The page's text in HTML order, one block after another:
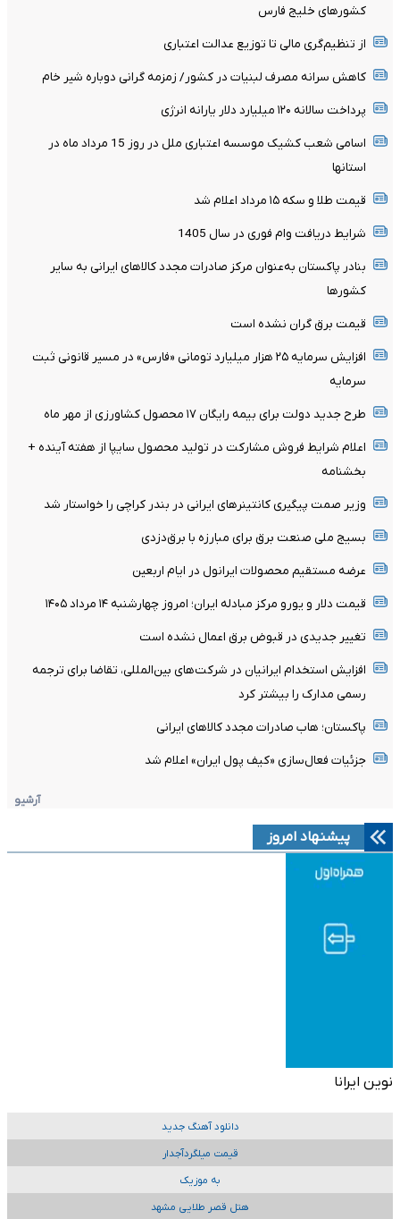
کشور‌های خلیج فارس
از تنظیم‌گری مالی تا توزیع عدالت اعتباری
کاهش سرانه مصرف لبنیات در کشور/ زمزمه گرانی دوباره شیر خام
پرداخت سالانه ۱۲۰ میلیارد دلار یارانه انرژی
اسامی شعب کشیک موسسه اعتباری ملل در روز 15 مرداد ماه در
استانها
قیمت طلا و سکه ۱۵ مرداد اعلام شد
شرایط دریافت وام فوری در سال 1405
بنادر پاکستان به‌عنوان مرکز صادرات مجدد کالاهای ایرانی به سایر
کشورها
قیمت برق گران نشده است
افزایش سرمایه ۲۵ هزار میلیارد تومانی «فارس» در مسیر قانونی ثبت
سرمایه
طرح جدید دولت برای بیمه رایگان ۱۷ محصول کشاورزی از مهر ماه
اعلام شرایط فروش مشارکت در تولید محصول سایپا از هفته آینده +
بخشنامه
وزیر صمت پیگیری کانتینر‌های ایرانی در بندر کراچی را خواستار شد
بسیج ملی صنعت برق برای مبارزه با برق‌دزدی
عرضه مستقیم محصولات ایرانول در ایام اربعین
قیمت دلار و یورو مرکز مبادله ایران؛ امروز چهارشنبه ۱۴ مرداد ۱۴۰۵
تغییر جدیدی در قبوض برق اعمال نشده است
افزایش استخدام ایرانیان در شرکت‌های بین‌المللی، تقاضا برای ترجمه
رسمی مدارک را بیشتر کرد
پاکستان؛ هاب صادرات مجدد کالاهای ایرانی
جزئیات فعال‌سازی «کیف پول ایران» اعلام شد
آرشیو
پیشنهاد امروز
نوین ایرانا
دانلود آهنگ جدید
قیمت میلگردآجدار
به موزیک
هتل قصر طلایی مشهد